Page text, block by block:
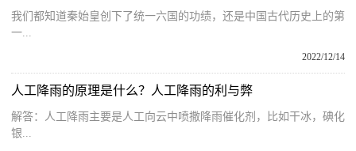
我们都知道秦始皇创下了统一六国的功绩，还是中国古代历史上的第
一...
2022/12/14
人工降雨的原理是什么？人工降雨的利与弊
解答：人工降雨主要是人工向云中喷撒降雨催化剂，比如干冰，碘化
银...